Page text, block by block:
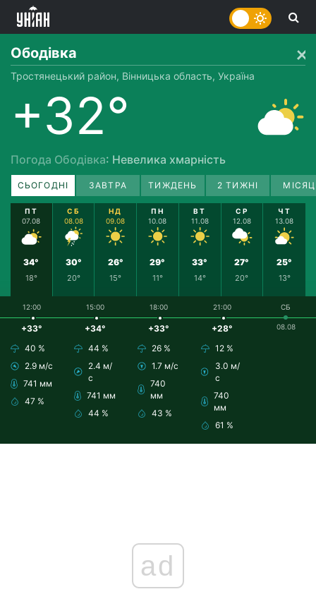
Ободівка
Тростянецький район, Вінницька область, Україна
+32°
Погода Ободівка: Невелика хмарність
СЬОГОДНІ ЗАВТРА ТИЖДЕНЬ 2 ТИЖНІ
ПТ
07.08
34°
18°
СБ
08.08
30°
20°
НД
09.08
26°
15°
ПН
10.08
29°
11°
ВТ
11.08
33°
14°
СР
12.08
27°
20°
ЧТ
13.08
25°
13°
12:00
+33°
40 %
2.9 м/с
741 мм
47 %
15:00
+34°
44 %
2.4 м/
с
741 мм
44 %
18:00
+33°
26 %
1.7 м/с
740
мм
43 %
21:00
+28°
12 %
3.0 м/
с
740
мм
61 %
СБ
08.08
ad